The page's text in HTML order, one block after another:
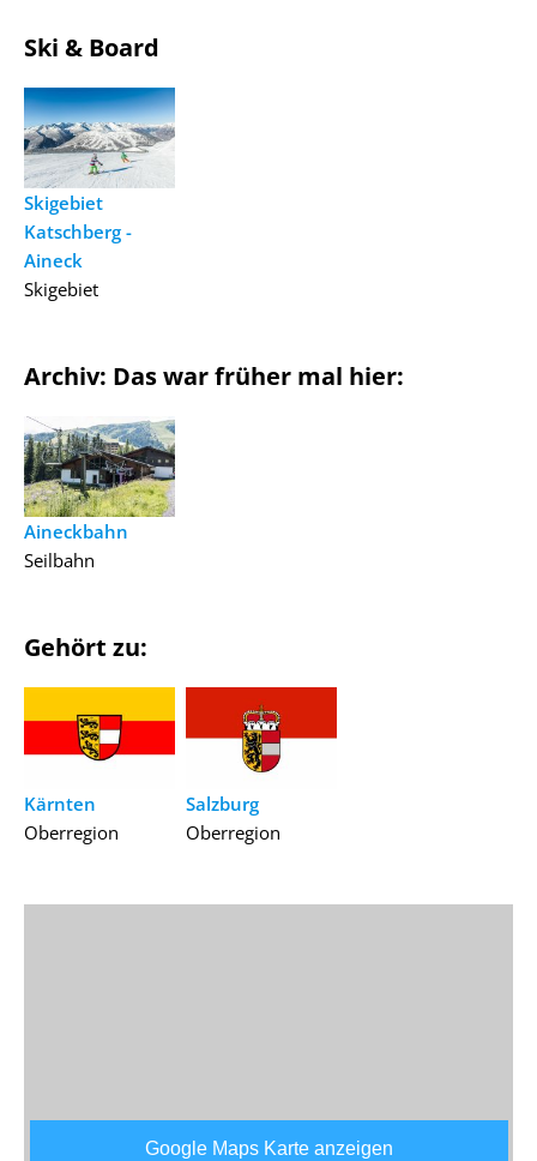
Ski & Board
Skigebiet
Katschberg -
Aineck
Skigebiet
Archiv: Das war früher mal hier:
Aineckbahn
Seilbahn
Gehört zu:
Kärnten
Oberregion
Salzburg
Oberregion
Google Maps Karte anzeigen